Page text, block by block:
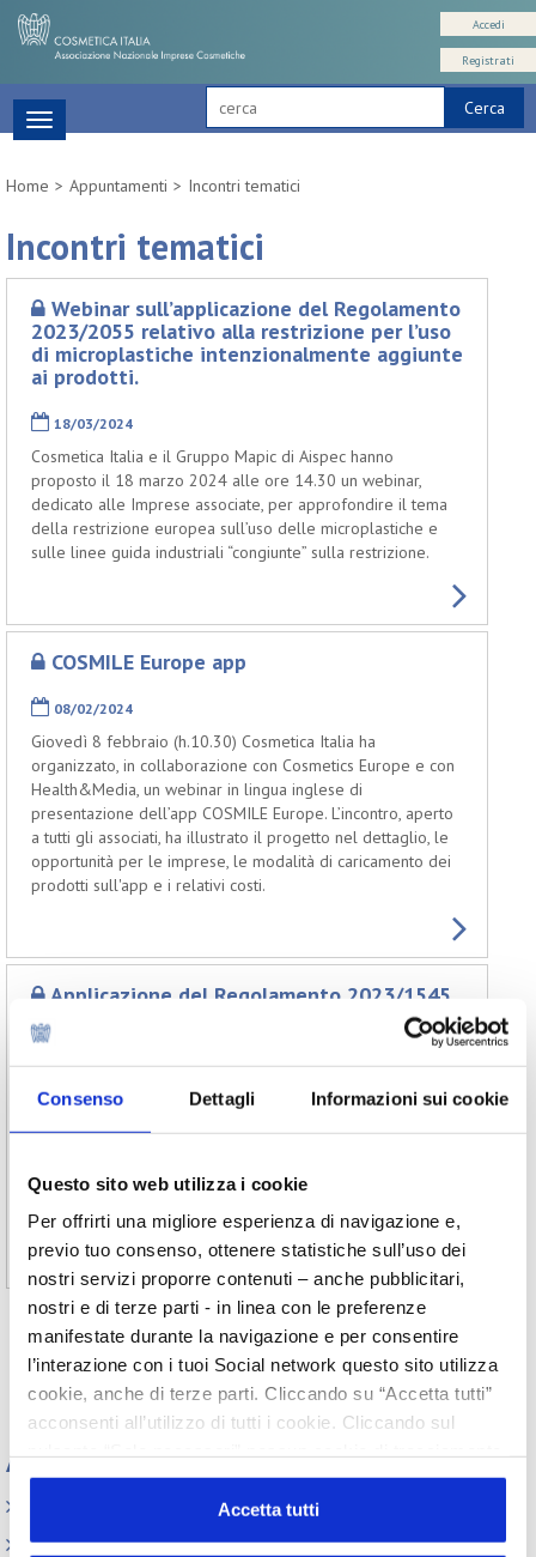
Consenso Dettagli Informazioni sui cookie
Questo sito web utilizza i cookie
Per offrirti una migliore esperienza di navigazione e,
previo tuo consenso, ottenere statistiche sull’uso dei
nostri servizi proporre contenuti – anche pubblicitari,
nostri e di terze parti - in linea con le preferenze
manifestate durante la navigazione e per consentire
l’interazione con i tuoi Social network questo sito utilizza
cookie, anche di terze parti. Cliccando su “Accetta tutti”
acconsenti all’utilizzo di tutti i cookie. Cliccando sul
o profilazione viene utilizzato. Cliccando su
“Personalizza le scelte” è possibile esprimere la propria
volontà in relazione a ciascuna categoria di cookie del
Accetta tutti
Cerca
Accedi
Registrati
Toggle
navigation
Home
Appuntamenti Incontri tematici
Incontri tematici
Webinar sull’applicazione del Regolamento
2023/2055 relativo alla restrizione per l’uso
di microplastiche intenzionalmente aggiunte
ai prodotti.
18/03/2024
Cosmetica Italia e il Gruppo Mapic di Aispec hanno
proposto il 18 marzo 2024 alle ore 14.30 un webinar,
dedicato alle Imprese associate, per approfondire il tema
della restrizione europea sull’uso delle microplastiche e
sulle linee guida industriali “congiunte” sulla restrizione.
COSMILE Europe app
08/02/2024
Giovedì 8 febbraio (h.10.30) Cosmetica Italia ha
organizzato, in collaborazione con Cosmetics Europe e con
Health&Media, un webinar in lingua inglese di
presentazione dell’app COSMILE Europe. L’incontro, aperto
a tutti gli associati, ha illustrato il progetto nel dettaglio, le
opportunità per le imprese, le modalità di caricamento dei
prodotti sull'app e i relativi costi.
Applicazione del Regolamento 2023/1545
sull'etichettatura delle fragranze per i
cosmetici
contenuti della Linea Guida Cosmetics Europe - IFRA
sull’applicazione del Regolamento 2023/1545.
Prec. 1 Succ.
Appuntamenti
Assemblea